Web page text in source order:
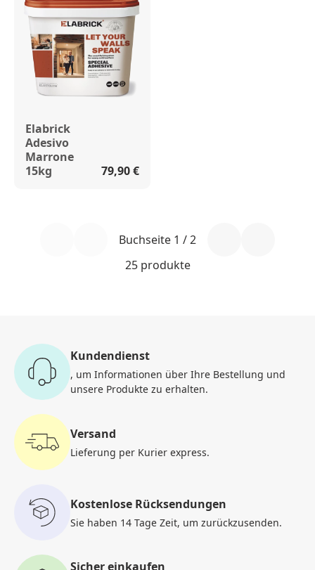
Elabrick
Adesivo
Marrone
15kg
79,90 €
Buchseite 1 / 2
25 produkte
Kundendienst
, um Informationen über Ihre Bestellung und
unsere Produkte zu erhalten.
Versand
Lieferung per Kurier express.
Kostenlose Rücksendungen
Sie haben 14 Tage Zeit, um zurückzusenden.
Sicher einkaufen